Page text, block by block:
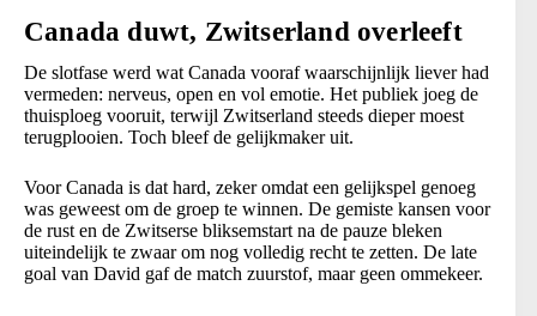
Canada duwt, Zwitserland overleeft
De slotfase werd wat Canada vooraf waarschijnlijk liever had
vermeden: nerveus, open en vol emotie. Het publiek joeg de
thuisploeg vooruit, terwijl Zwitserland steeds dieper moest
terugplooien. Toch bleef de gelijkmaker uit.
Voor Canada is dat hard, zeker omdat een gelijkspel genoeg
was geweest om de groep te winnen. De gemiste kansen voor
de rust en de Zwitserse bliksemstart na de pauze bleken
uiteindelijk te zwaar om nog volledig recht te zetten. De late
goal van David gaf de match zuurstof, maar geen ommekeer.